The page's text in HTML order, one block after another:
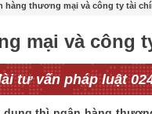
hàng thương mại và công ty tài
mại và công
tư vấn pháp luật